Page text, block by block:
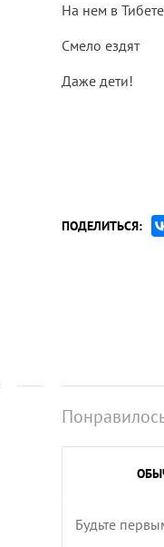
На нем в Тибете
Смело ездят
Даже дети!
ПОДЕЛИТЬСЯ:
Будьте